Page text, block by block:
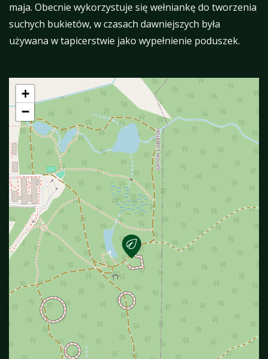
maja. Obecnie wykorzystuje się wełniankę do tworzenia
suchych bukietów, w czasach dawniejszych była
używana w tapicerstwie jako wypełnienie poduszek.
+
−